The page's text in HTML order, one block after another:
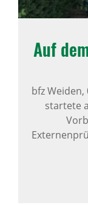
Auf
bfz Weiden,
startete